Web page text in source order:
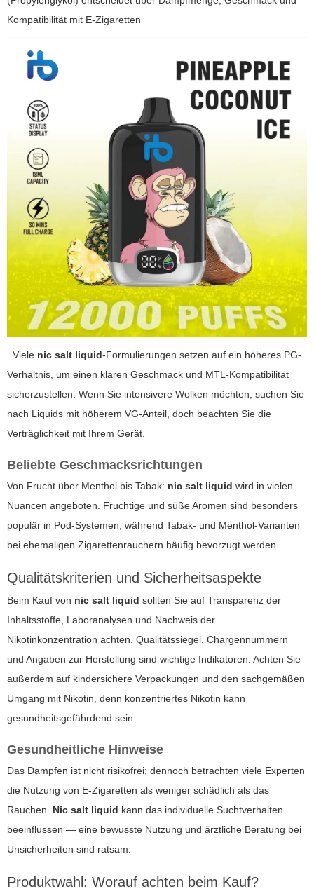
Kompatibilität mit E-Zigaretten
. Viele nic salt liquid-Formulierungen setzen auf ein höheres PG-
Verhältnis, um einen klaren Geschmack und MTL-Kompatibilität
sicherzustellen. Wenn Sie intensivere Wolken möchten, suchen Sie
nach Liquids mit höherem VG-Anteil, doch beachten Sie die
Verträglichkeit mit Ihrem Gerät.
Beliebte Geschmacksrichtungen
Von Frucht über Menthol bis Tabak: nic salt liquid wird in vielen
Nuancen angeboten. Fruchtige und süße Aromen sind besonders
populär in Pod-Systemen, während Tabak- und Menthol-Varianten
bei ehemaligen Zigarettenrauchern häufig bevorzugt werden.
Qualitätskriterien und Sicherheitsaspekte
Beim Kauf von nic salt liquid sollten Sie auf Transparenz der
Inhaltsstoffe, Laboranalysen und Nachweis der
Nikotinkonzentration achten. Qualitätssiegel, Chargennummern
und Angaben zur Herstellung sind wichtige Indikatoren. Achten Sie
außerdem auf kindersichere Verpackungen und den sachgemäßen
Umgang mit Nikotin, denn konzentriertes Nikotin kann
gesundheitsgefährdend sein.
Gesundheitliche Hinweise
Das Dampfen ist nicht risikofrei; dennoch betrachten viele Experten
die Nutzung von E-Zigaretten als weniger schädlich als das
Rauchen. Nic salt liquid kann das individuelle Suchtverhalten
beeinflussen — eine bewusste Nutzung und ärztliche Beratung bei
Unsicherheiten sind ratsam.
Produktwahl: Worauf achten beim Kauf?